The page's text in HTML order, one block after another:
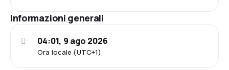
Informazioni generali
Ora locale (UTC+1)
04:01, 9 ago 2026